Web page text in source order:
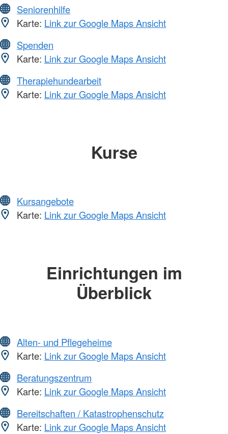
Seniorenhilfe
Karte: Link zur Google Maps Ansicht
Spenden
Karte: Link zur Google Maps Ansicht
Therapiehundearbeit
Karte: Link zur Google Maps Ansicht
Kurse
Kursangebote
Karte: Link zur Google Maps Ansicht
Einrichtungen im
Überblick
Alten- und Pflegeheime
Karte: Link zur Google Maps Ansicht
Beratungszentrum
Karte: Link zur Google Maps Ansicht
Bereitschaften / Katastrophenschutz
Karte: Link zur Google Maps Ansicht